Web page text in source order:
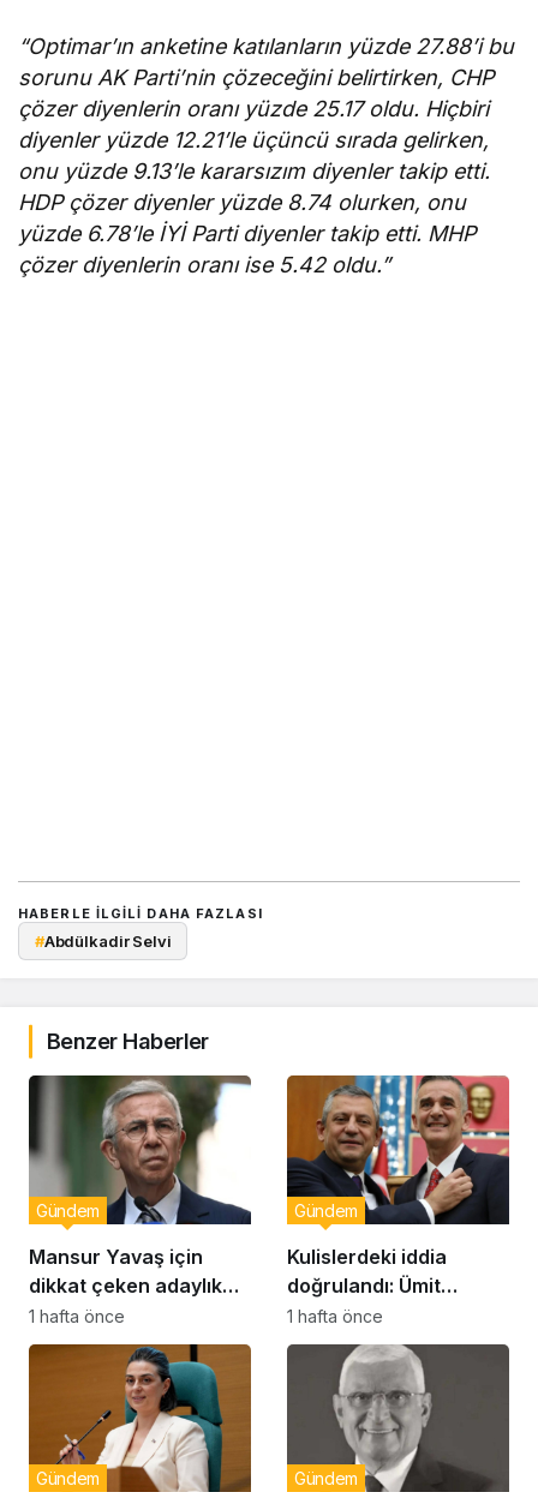
“Optimar’ın anketine katılanların yüzde 27.88’i bu
sorunu AK Parti’nin çözeceğini belirtirken, CHP
çözer diyenlerin oranı yüzde 25.17 oldu. Hiçbiri
diyenler yüzde 12.21’le üçüncü sırada gelirken,
onu yüzde 9.13’le kararsızım diyenler takip etti.
HDP çözer diyenler yüzde 8.74 olurken, onu
yüzde 6.78’le İYİ Parti diyenler takip etti. MHP
çözer diyenlerin oranı ise 5.42 oldu.”
HABERLE ILGILI DAHA FAZLASI
#Abdülkadir Selvi
Benzer Haberler
Mansur Yavaş için
dikkat çeken adaylık
çıkışı
Gündem
1 hafta önce
Kulislerdeki iddia
doğrulandı: Ümit
Dikbayır AKP’ye mi
geçiyor!
Gündem
1 hafta önce
Gündem Gündem